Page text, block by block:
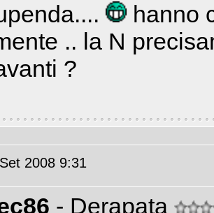
hanno
.. la N
?
2008 9:31
- Derapata